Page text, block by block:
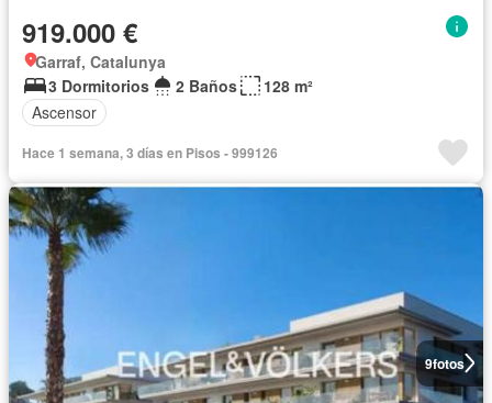
919.000 €
Garraf, Catalunya
3 Dormitorios
2 Baños
128 m²
Ascensor
Hace 1 semana, 3 días en Pisos - 999126
9fotos